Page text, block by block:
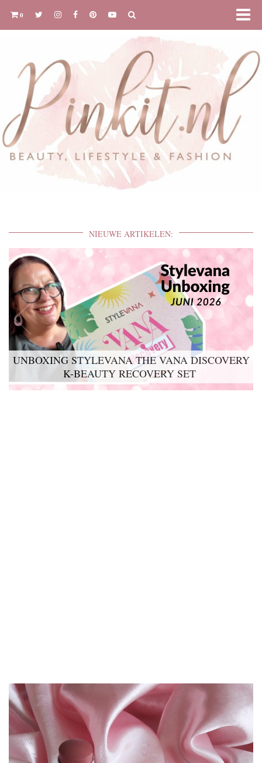
0
NIEUWE ARTIKELEN:
UNBOXING STYLEVANA THE VANA DISCOVERY
K-BEAUTY RECOVERY SET